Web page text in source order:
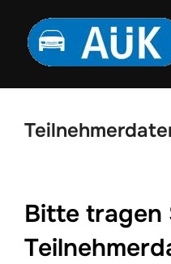
Inhalt
springen
Bitte tragen